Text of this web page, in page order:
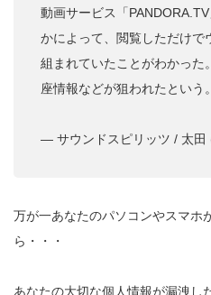
動画サービス「
かによって、閲覧しただけで
組まれていたことがわかった
座情報などが狙われたという。
— サウンドスピリッツ / 太田
万が一あなたのパソコンやスマホ
ら・・・
あなたの大切な個人情報が漏洩し